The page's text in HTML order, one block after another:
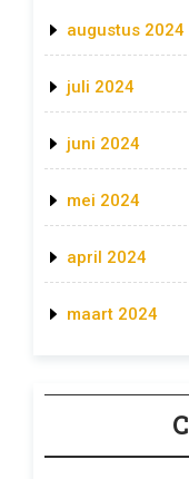
augustus 2024
juli 2024
juni 2024
mei 2024
april 2024
maart 2024